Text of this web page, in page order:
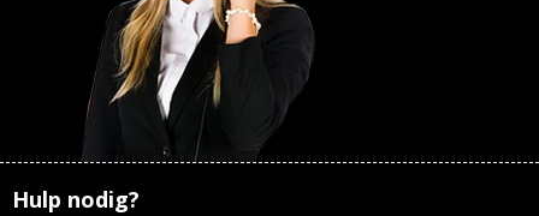
Hulp nodig?